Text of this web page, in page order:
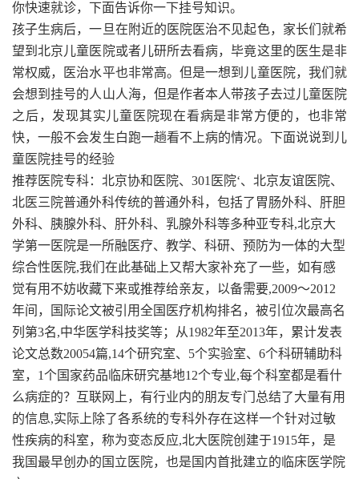
你快速就诊，下面告诉你一下挂号知识。
孩子生病后，一旦在附近的医院医治不见起色，家长们就希
望到北京儿童医院或者儿研所去看病，毕竟这里的医生是非
常权威，医治水平也非常高。但是一想到儿童医院，我们就
会想到挂号的人山人海，但是作者本人带孩子去过儿童医院
之后，发现其实儿童医院现在看病是非常方便的，也非常
快，一般不会发生白跑一趟看不上病的情况。下面说说到儿
童医院挂号的经验
推荐医院专科：北京协和医院、301医院‘、北京友谊医院、
北医三院普通外科传统的普通外科，包括了胃肠外科、肝胆
外科、胰腺外科、肝外科、乳腺外科等多种亚专科,北京大
学第一医院是一所融医疗、教学、科研、预防为一体的大型
综合性医院,我们在此基础上又帮大家补充了一些，如有感
觉有用不妨收藏下来或推荐给亲友，以备需要,2009～2012
年间，国际论文被引用全国医疗机构排名，被引位次最高名
列第3名,中华医学科技奖等；从1982年至2013年，累计发表
论文总数20054篇,14个研究室、5个实验室、6个科研辅助科
室，1个国家药品临床研究基地12个专业,每个科室都是看什
么病症的？互联网上，有行业内的朋友专门总结了大量有用
的信息,实际上除了各系统的专科外存在这样一个针对过敏
性疾病的科室，称为变态反应,北大医院创建于1915年，是
我国最早创办的国立医院，也是国内首批建立的临床医学院